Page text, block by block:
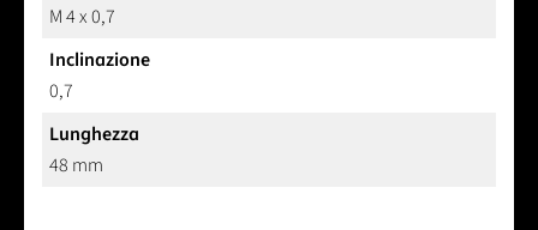
M 4 x 0,7
Inclinazione
0,7
Lunghezza
48 mm